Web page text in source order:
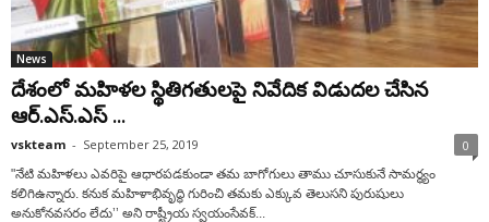
News
దేశంలో మహిళల స్థితిగతులపై నివేదిక విడుదల చేసిన
ఆర్.ఎస్.ఎస్ ...
vskteam - September 25, 2019 0
"నేటి మహిళలు ఎవరిపై ఆధారపడకుండా తమ బాగోగులు తాము చూసుకునే సామర్ధ్యం
కలిగిఉన్నారు. కనుక మహిళాభివృద్ధి గురించి తమకు ఎక్కువ తెలుసని పురుషులు
అనుకోనవసరం లేదు’’ అని రాష్ట్రీయ స్వయంసేవక్...